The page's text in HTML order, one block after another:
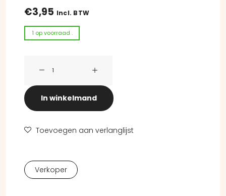
€3,95 Incl. BTW
1 op voorraad .
In winkelmand
Toevoegen aan verlanglijst
Verkoper